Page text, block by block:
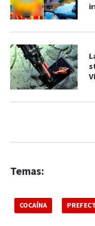
Temas:
COCAÍNA